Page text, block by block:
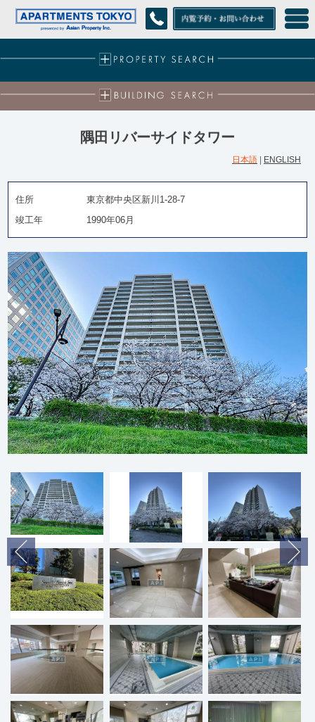
隅田リバーサイドタワー
日本語 ENGLISH
住所
東京都中央区新川1-28-7
竣工年
1990年06月